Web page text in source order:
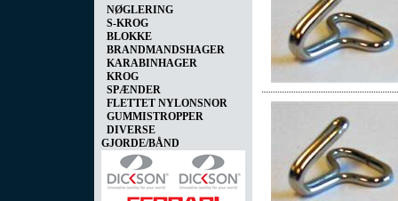
NØGLERING
S-KROG
BLOKKE
BRANDMANDSHAGER
KARABINHAGER
KROG
SPÆNDER
FLETTET NYLONSNOR
GUMMISTROPPER
DIVERSE
GJORDE/BÅND